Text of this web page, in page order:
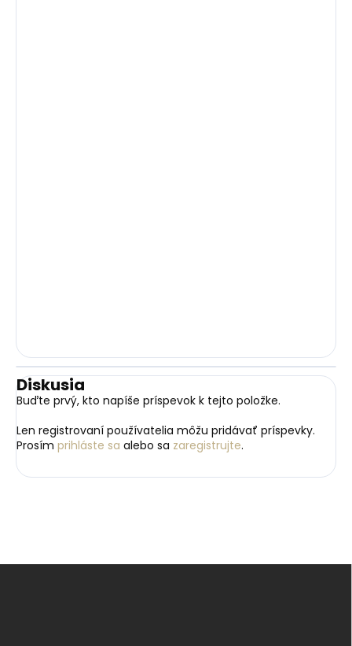
Diskusia
Buďte prvý, kto napíše príspevok k tejto položke.
Len registrovaní používatelia môžu pridávať príspevky.
Prosím prihláste sa alebo sa zaregistrujte.